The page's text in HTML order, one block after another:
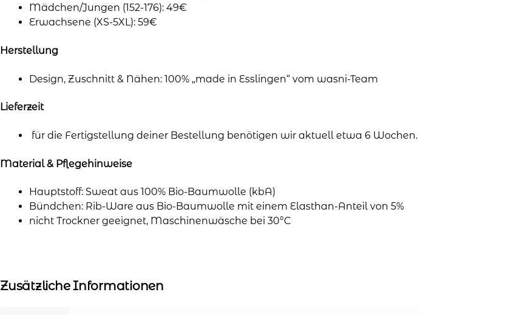
Mädchen/Jungen (152-176): 49€
Erwachsene (XS-5XL): 59€
Herstellung
Design, Zuschnitt & Nähen: 100% „made in Esslingen“ vom wasni-Team
Lieferzeit
für die Fertigstellung deiner Bestellung benötigen wir aktuell etwa 6 Wochen.
Material & Pflegehinweise
Hauptstoff: Sweat aus 100% Bio-Baumwolle (kbA)
Bündchen: Rib-Ware aus Bio-Baumwolle mit einem Elasthan-Anteil von 5%
nicht Trockner geeignet, Maschinenwäsche bei 30°C
Zusätzliche Informationen